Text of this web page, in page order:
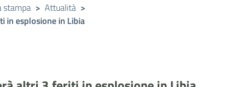
stampa > Attualità >
in esplosione in Libia